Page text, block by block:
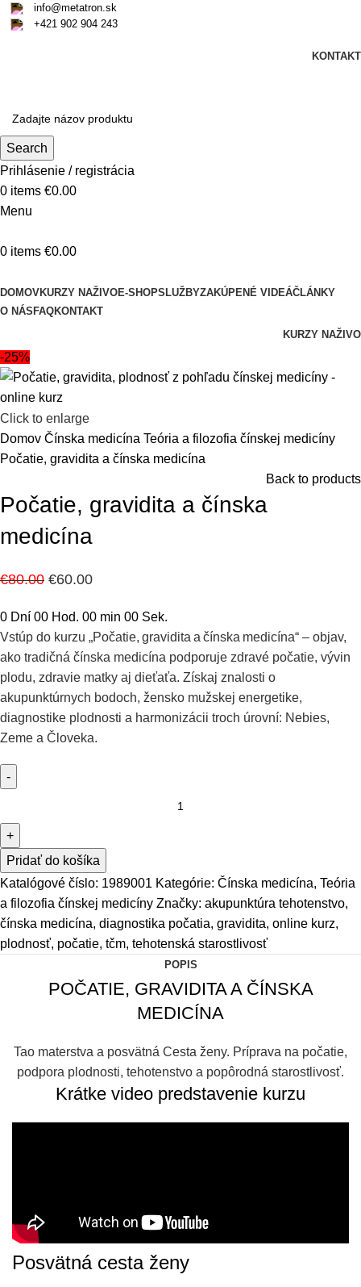
info@metatron.sk
+421 902 904 243
KONTAKT
Search
Prihlásenie / registrácia
0 items €0.00
Menu
0 items €0.00
DOMOVKURZY NAŽIVOE-SHOPSLUŽBYZAKÚPENÉ VIDEÁČLÁNKY
O NÁS FAQKONTAKT
KURZY NAŽIVO
-25%
Click to enlarge
Domov Čínska medicína Teória a filozofia čínskej medicíny
Počatie, gravidita a čínska medicína
Back to products
Počatie, gravidita a čínska
medicína
€80.00 €60.00
0 Dní 00 Hod. 00 min 00 Sek.
Vstúp do kurzu „Počatie, gravidita a čínska medicína“ – objav,
ako tradičná čínska medicína podporuje zdravé počatie, vývin
plodu, zdravie matky aj dieťaťa. Získaj znalosti o
akupunktúrnych bodoch, žensko mužskej energetike,
diagnostike plodnosti a harmonizácii troch úrovní: Nebies,
Zeme a Človeka.
Pridať do košíka
Katalógové číslo: 1989001 Kategórie: Čínska medicína, Teória
a filozofia čínskej medicíny Značky: akupunktúra tehotenstvo,
čínska medicína, diagnostika počatia, gravidita, online kurz,
plodnosť, počatie, tčm, tehotenská starostlivosť
POPIS
POČATIE, GRAVIDITA A ČÍNSKA
MEDICÍNA
Tao materstva a posvätná Cesta ženy. Príprava na počatie,
podpora plodnosti, tehotenstvo a popôrodná starostlivosť.
Krátke video predstavenie kurzu
Posvätná cesta ženy